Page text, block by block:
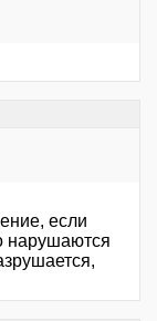
если
нарушаются